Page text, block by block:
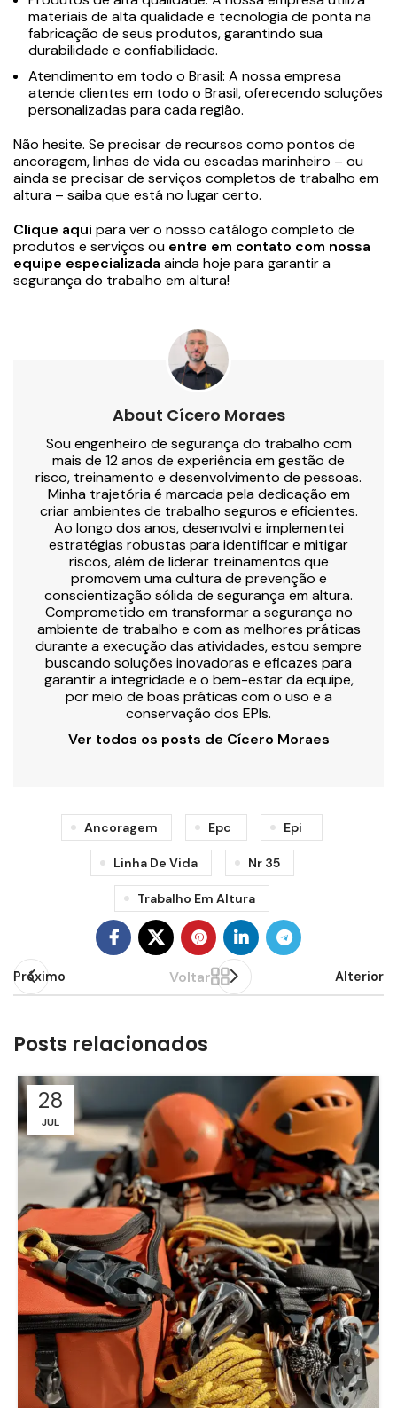
materiais de alta qualidade e tecnologia de ponta na
fabricação de seus produtos, garantindo sua
durabilidade e confiabilidade.
Atendimento em todo o Brasil: A nossa empresa
atende clientes em todo o Brasil, oferecendo soluções
personalizadas para cada região.
Não hesite. Se precisar de recursos como pontos de
ancoragem, linhas de vida ou escadas marinheiro – ou
ainda se precisar de serviços completos de trabalho em
altura – saiba que está no lugar certo.
Clique aqui para ver o nosso catálogo completo de
produtos e serviços ou entre em contato com nossa
equipe especializada ainda hoje para garantir a
segurança do trabalho em altura!
About Cícero Moraes
Sou engenheiro de segurança do trabalho com
mais de 12 anos de experiência em gestão de
risco, treinamento e desenvolvimento de pessoas.
Minha trajetória é marcada pela dedicação em
criar ambientes de trabalho seguros e eficientes.
Ao longo dos anos, desenvolvi e implementei
estratégias robustas para identificar e mitigar
riscos, além de liderar treinamentos que
promovem uma cultura de prevenção e
conscientização sólida de segurança em altura.
Comprometido em transformar a segurança no
ambiente de trabalho e com as melhores práticas
durante a execução das atividades, estou sempre
buscando soluções inovadoras e eficazes para
garantir a integridade e o bem-estar da equipe,
por meio de boas práticas com o uso e a
conservação dos EPIs.
Ver todos os posts de Cícero Moraes
Ancoragem Epc Epi
Linha De Vida Nr 35
Trabalho Em Altura
Próximo Voltar Alterior
Posts relacionados
28
JUL